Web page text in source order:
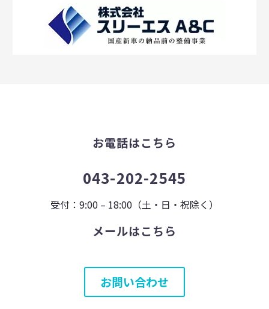
お電話はこちら
043-202-2545
受付：9:00 – 18:00（土・日・祝除く）
メールはこちら
お問い合わせ